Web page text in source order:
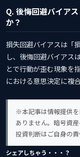
Q. 後悔回避バイア
か？
損失回避バイアスは「
し、後悔回避バイアス
とで行動が歪む現象を
における意思決定に複
※本記事は情報提供
ありません。暗号資
投資判断はご自身の責
シェアしちゃう・・・？